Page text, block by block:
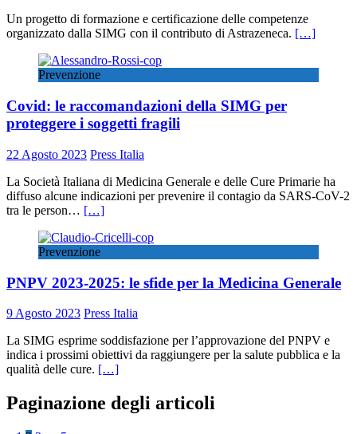
Un progetto di formazione e certificazione delle competenze
organizzato dalla SIMG con il contributo di Astrazeneca. […]
Prevenzione
Covid: le raccomandazioni della SIMG per
proteggere i soggetti fragili
22 Agosto 2023 Press Italia
La Società Italiana di Medicina Generale e delle Cure Primarie ha
diffuso alcune indicazioni per prevenire il contagio da SARS-CoV-2
tra le person… […]
Prevenzione
PNPV 2023-2025: le sfide per la Medicina Generale
9 Agosto 2023 Press Italia
La SIMG esprime soddisfazione per l’approvazione del PNPV e
indica i prossimi obiettivi da raggiungere per la salute pubblica e la
qualità delle cure. […]
Paginazione degli articoli